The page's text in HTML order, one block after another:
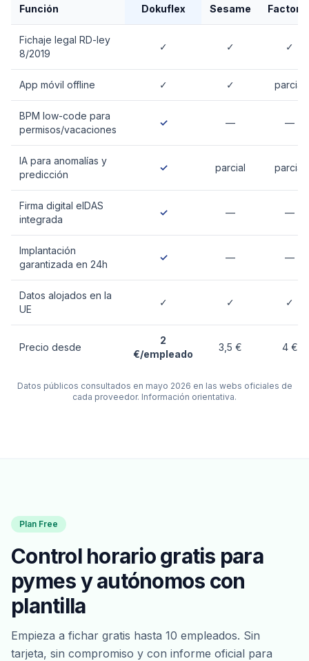
Función Dokuflex Sesame
Fichaje legal RD-ley
8/2019
✓ ✓ ✓
App móvil offline ✓ ✓ parcial
BPM low-code para
permisos/vacaciones
✓ — —
IA para anomalías y
predicción
✓ parcial parcial
Firma digital eIDAS
integrada
✓ — —
Implantación
garantizada en 24h
✓ — —
Datos alojados en la
UE
✓ ✓ ✓
Precio desde
2
€/empleado
3,5 € 4 €
Datos públicos consultados en mayo 2026 en las webs oficiales de
cada proveedor. Información orientativa.
Plan Free
Control horario gratis para
pymes y autónomos con
plantilla
Empieza a fichar gratis hasta 10 empleados. Sin
tarjeta, sin compromiso y con informe oficial para